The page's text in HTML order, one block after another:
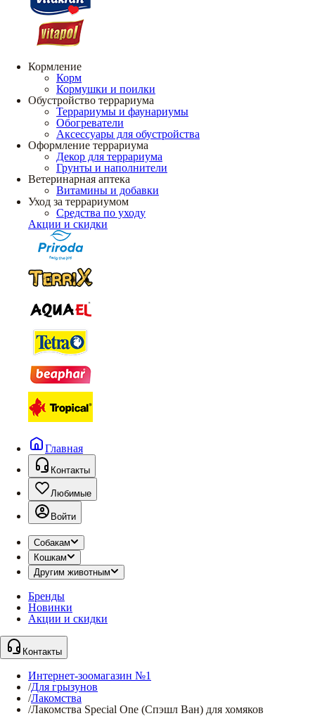
Кормление
Корм
Кормушки и поилки
Обустройство террариума
Террариумы и фаунариумы
Обогреватели
Аксессуары для обустройства
Оформление террариума
Декор для террариума
Грунты и наполнители
Ветеринарная аптека
Витамины и добавки
Уход за террариумом
Средства по уходу
Акции и скидки
Главная
Контакты
Любимые
Войти
Собакам
Кошкам
Другим животным
Бренды
Новинки
Акции и скидки
Контакты
Интернет-зоомагазин №1
/Для грызунов
/Лакомства
/Лакомства Special One (Спэшл Ван) для хомяков